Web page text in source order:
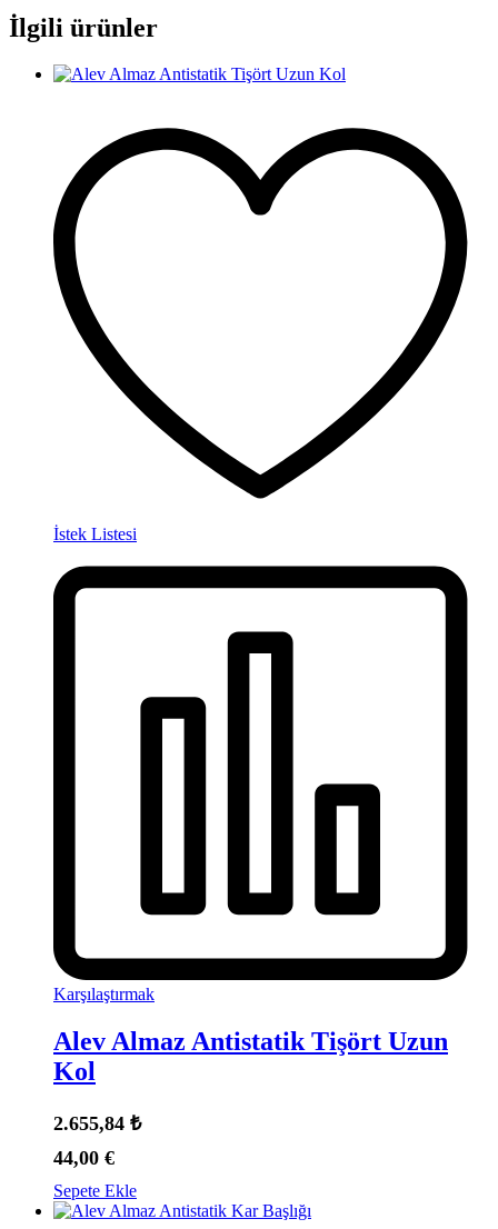
İlgili ürünler
İstek Listesi
Karşılaştırmak
Alev Almaz Antistatik Tişört Uzun
Kol
2.655,84 ₺
44,00 €
Sepete Ekle